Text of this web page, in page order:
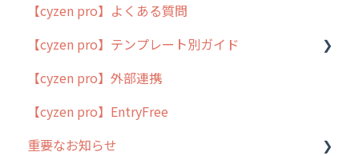
簡易マニュアル
cyzen proの位置情報取得について
用語集
よくある質問
【cyzen pro】よくある質問
【cyzen pro】テンプレート別ガイド
ポスティング
ラウンダー
メンテナンス
【cyzen pro】外部連携
【cyzen pro】EntryFree
重要なお知らせ